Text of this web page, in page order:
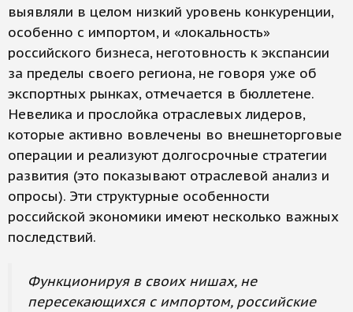
выявляли в целом низкий уровень конкуренции,
особенно с импортом, и «локальность»
российского бизнеса, неготовность к экспансии
за пределы своего региона, не говоря уже об
экспортных рынках, отмечается в бюллетене.
Невелика и прослойка отраслевых лидеров,
которые активно вовлечены во внешнеторговые
операции и реализуют долгосрочные стратегии
развития (это показывают отраслевой анализ и
опросы). Эти структурные особенности
российской экономики имеют несколько важных
последствий.
Функционируя в своих нишах, не
пересекающихся с импортом, российские